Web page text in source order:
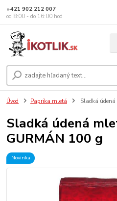
+421 902 212 007
od 8:00 - do 16:00 hod
Úvod Paprika mletá Sladká
Sladká údená
GURMÁN 100 g
Novinka